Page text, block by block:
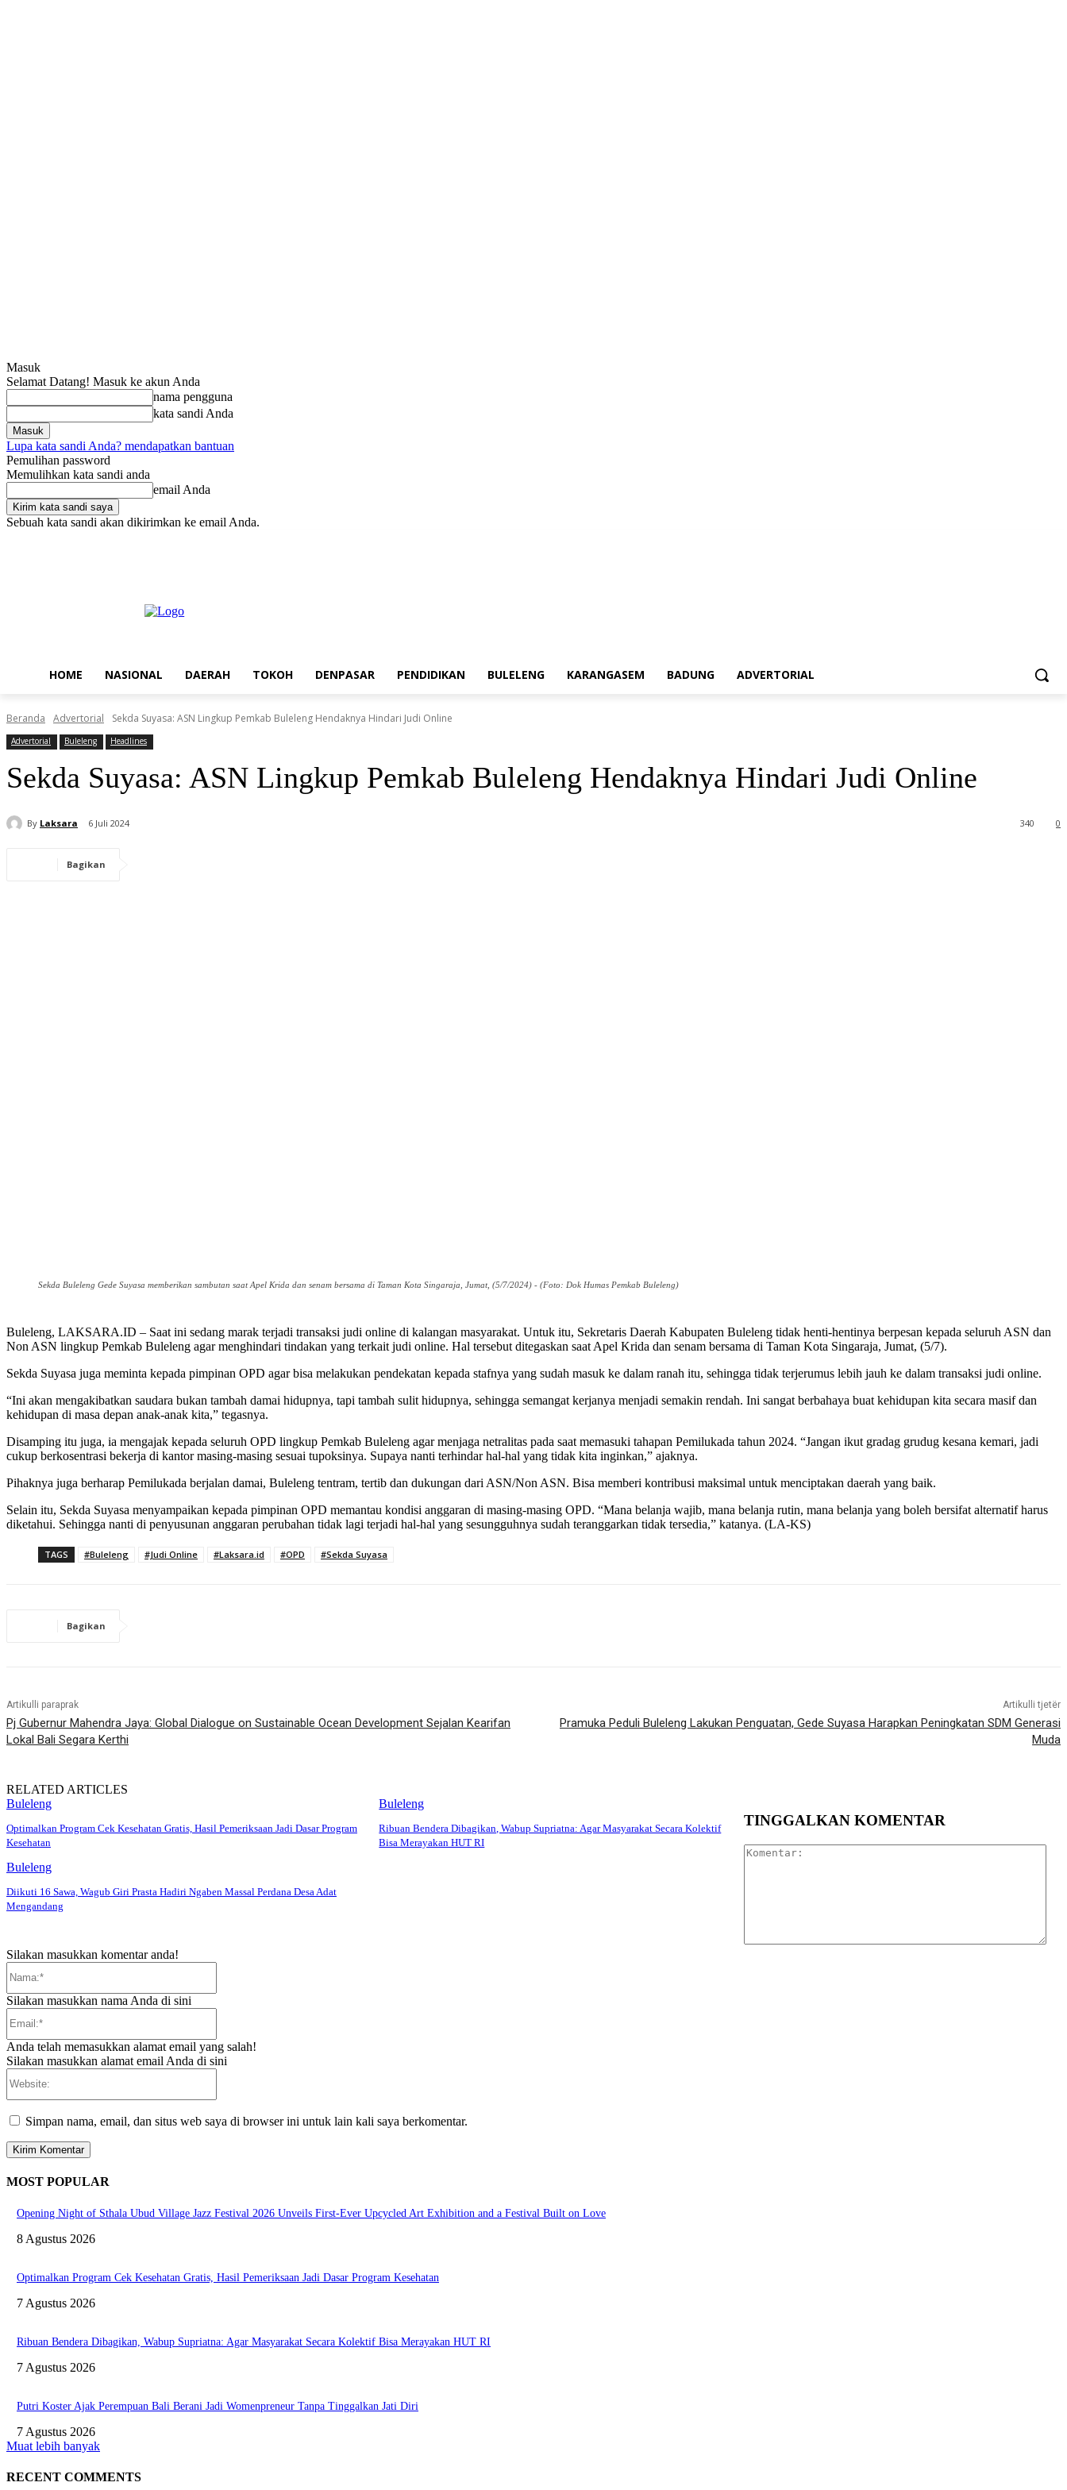
Masuk
Selamat Datang! Masuk ke akun Anda
nama pengguna
kata sandi Anda
Lupa kata sandi Anda? mendapatkan bantuan
Pemulihan password
Memulihkan kata sandi anda
email Anda
Sebuah kata sandi akan dikirimkan ke email Anda.
HOME NASIONAL DAERAH TOKOH DENPASAR PENDIDIKAN BULELENG KARANGASEM BADUNG ADVERTORIAL
Beranda Advertorial Sekda Suyasa: ASN Lingkup Pemkab Buleleng Hendaknya Hindari Judi Online
Advertorial Buleleng Headlines
Sekda Suyasa: ASN Lingkup Pemkab Buleleng Hendaknya Hindari Judi Online
By Laksara 6 Juli 2024 0
340
Bagikan
Sekda Buleleng Gede Suyasa memberikan sambutan saat Apel Krida dan senam bersama di Taman Kota Singaraja, Jumat, (5/7/2024) - (Foto: Dok Humas Pemkab Buleleng)
Buleleng, LAKSARA.ID – Saat ini sedang marak terjadi transaksi judi online di kalangan masyarakat. Untuk itu, Sekretaris Daerah Kabupaten Buleleng tidak henti-hentinya berpesan kepada seluruh ASN dan
Non ASN lingkup Pemkab Buleleng agar menghindari tindakan yang terkait judi online. Hal tersebut ditegaskan saat Apel Krida dan senam bersama di Taman Kota Singaraja, Jumat, (5/7).
Sekda Suyasa juga meminta kepada pimpinan OPD agar bisa melakukan pendekatan kepada stafnya yang sudah masuk ke dalam ranah itu, sehingga tidak terjerumus lebih jauh ke dalam transaksi judi online.
“Ini akan mengakibatkan saudara bukan tambah damai hidupnya, tapi tambah sulit hidupnya, sehingga semangat kerjanya menjadi semakin rendah. Ini sangat berbahaya buat kehidupan kita secara masif dan
kehidupan di masa depan anak-anak kita,” tegasnya.
Disamping itu juga, ia mengajak kepada seluruh OPD lingkup Pemkab Buleleng agar menjaga netralitas pada saat memasuki tahapan Pemilukada tahun 2024. “Jangan ikut gradag grudug kesana kemari, jadi
cukup berkosentrasi bekerja di kantor masing-masing sesuai tupoksinya. Supaya nanti terhindar hal-hal yang tidak kita inginkan,” ajaknya.
Pihaknya juga berharap Pemilukada berjalan damai, Buleleng tentram, tertib dan dukungan dari ASN/Non ASN. Bisa memberi kontribusi maksimal untuk menciptakan daerah yang baik.
Selain itu, Sekda Suyasa menyampaikan kepada pimpinan OPD memantau kondisi anggaran di masing-masing OPD. “Mana belanja wajib, mana belanja rutin, mana belanja yang boleh bersifat alternatif harus
diketahui. Sehingga nanti di penyusunan anggaran perubahan tidak lagi terjadi hal-hal yang sesungguhnya sudah teranggarkan tidak tersedia,” katanya. (LA-KS)
TAGS #Buleleng #Judi Online #Laksara.id #OPD #Sekda Suyasa
Bagikan
Artikulli paraprak
Pj Gubernur Mahendra Jaya: Global Dialogue on Sustainable Ocean Development Sejalan Kearifan
Lokal Bali Segara Kerthi
Artikulli tjetër
Pramuka Peduli Buleleng Lakukan Penguatan, Gede Suyasa Harapkan Peningkatan SDM Generasi
Muda
RELATED ARTICLES
Buleleng
Optimalkan Program Cek Kesehatan Gratis, Hasil Pemeriksaan Jadi Dasar Program
Kesehatan
Buleleng
Ribuan Bendera Dibagikan, Wabup Supriatna: Agar Masyarakat Secara Kolektif
Bisa Merayakan HUT RI
Buleleng
Diikuti 16 Sawa, Wagub Giri Prasta Hadiri Ngaben Massal Perdana Desa Adat
Mengandang
TINGGALKAN KOMENTAR
Silakan masukkan komentar anda!
Silakan masukkan nama Anda di sini
Anda telah memasukkan alamat email yang salah!
Silakan masukkan alamat email Anda di sini
Simpan nama, email, dan situs web saya di browser ini untuk lain kali saya berkomentar.
MOST POPULAR
Opening Night of Sthala Ubud Village Jazz Festival 2026 Unveils First-Ever Upcycled Art Exhibition and a Festival Built on Love
8 Agustus 2026
Optimalkan Program Cek Kesehatan Gratis, Hasil Pemeriksaan Jadi Dasar Program Kesehatan
7 Agustus 2026
Ribuan Bendera Dibagikan, Wabup Supriatna: Agar Masyarakat Secara Kolektif Bisa Merayakan HUT RI
7 Agustus 2026
Putri Koster Ajak Perempuan Bali Berani Jadi Womenpreneur Tanpa Tinggalkan Jati Diri
7 Agustus 2026
Muat lebih banyak
RECENT COMMENTS